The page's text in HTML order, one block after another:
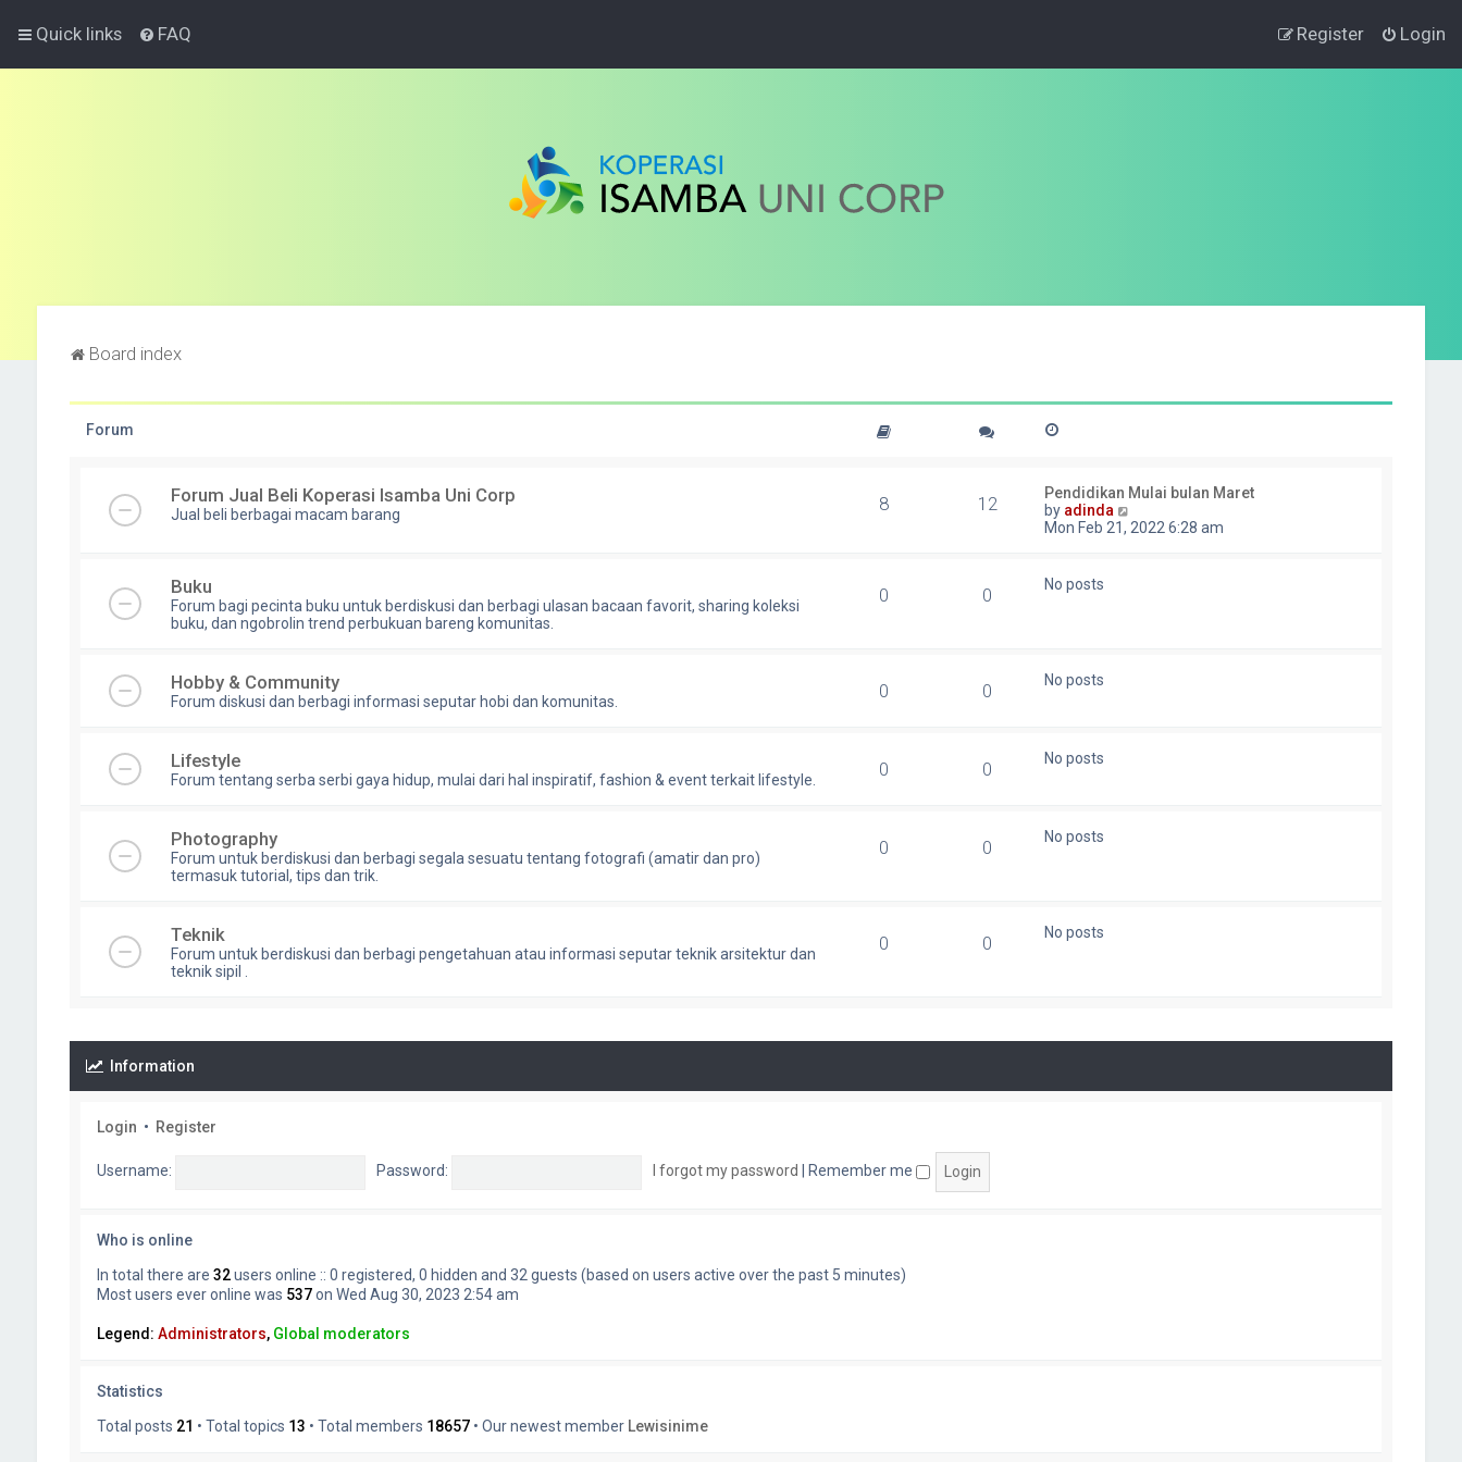
Quick links FAQ Login
Register
Board index
Forum
Forum Jual Beli Koperasi Isamba Uni Corp
Jual beli berbagai macam barang 8 12
Pendidikan Mulai bulan Maret
by adinda
i
Mon Feb 21, 2022 6:28 am
Buku
Forum bagi pecinta buku untuk berdiskusi dan berbagi ulasan bacaan favorit, sharing koleksi
buku, dan ngobrolin trend perbukuan bareng komunitas.
0 0 No posts
Hobby & Community
Forum diskusi dan berbagi informasi seputar hobi dan komunitas. 0 0 No posts
Lifestyle
Forum tentang serba serbi gaya hidup, mulai dari hal inspiratif, fashion & event terkait lifestyle. 0 0 No posts
Photography
Forum untuk berdiskusi dan berbagi segala sesuatu tentang fotografi (amatir dan pro)
termasuk tutorial, tips dan trik.
0 0 No posts
Teknik
Forum untuk berdiskusi dan berbagi pengetahuan atau informasi seputar teknik arsitektur dan
teknik sipil .
0 0 No posts
Information
Login • Register
Username: Password: I forgot my password Remember me
Who is online
In total there are 32users online :: 0 registered, 0 hidden and 32 guests (based on users active over the past 5 minutes)
Most users ever online was 537on Wed Aug 30, 2023 2:54 am
Legend: Administrators, Global moderators
Statistics
Total posts 21 • Total topics 13 • Total members 18657• Our newest member Lewisinime